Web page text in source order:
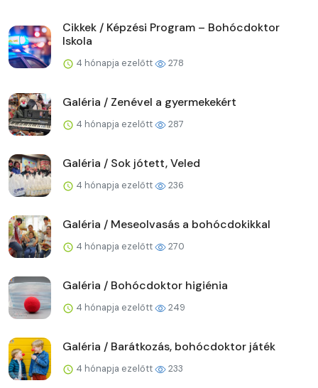
Cikkek / Képzési Program – Bohócdoktor
Iskola
4 hónapja ezelőtt 278
Galéria / Zenével a gyermekekért
4 hónapja ezelőtt 287
Galéria / Sok jótett, Veled
4 hónapja ezelőtt 236
Galéria / Meseolvasás a bohócdokikkal
4 hónapja ezelőtt 270
Galéria / Bohócdoktor higiénia
4 hónapja ezelőtt 249
Galéria / Barátkozás, bohócdoktor játék
4 hónapja ezelőtt 233